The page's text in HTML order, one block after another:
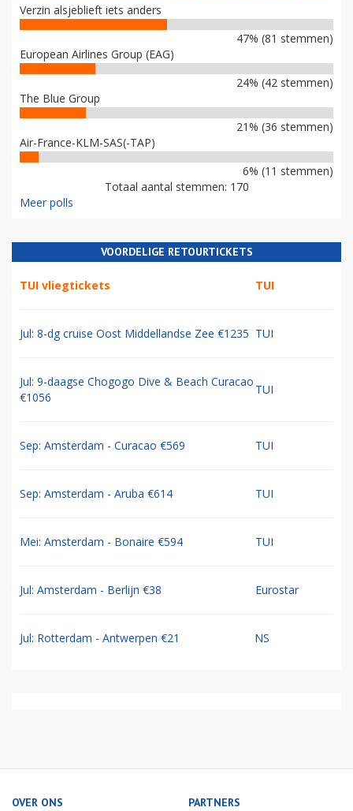
Verzin alsjeblieft iets anders
47% (81 stemmen)
European Airlines Group (EAG)
24% (42 stemmen)
The Blue Group
21% (36 stemmen)
Air-France-KLM-SAS(-TAP)
6% (11 stemmen)
Totaal aantal stemmen: 170
Meer polls
VOORDELIGE RETOURTICKETS
TUI vliegtickets TUI
Jul: 8-dg cruise Oost Middellandse Zee €1235 TUI
Jul: 9-daagse Chogogo Dive & Beach Curacao
€1056
TUI
Sep: Amsterdam - Curacao €569 TUI
Sep: Amsterdam - Aruba €614 TUI
Mei: Amsterdam - Bonaire €594 TUI
Jul: Amsterdam - Berlijn €38 Eurostar
Jul: Rotterdam - Antwerpen €21 NS
OVER ONS PARTNERS